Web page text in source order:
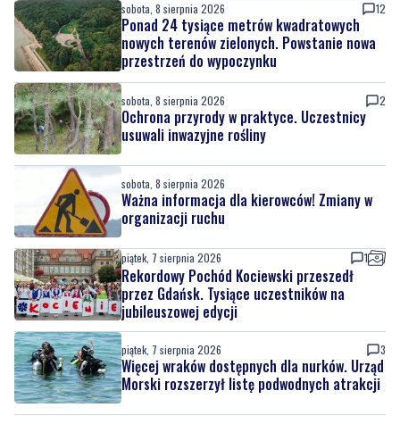
sobota, 8 sierpnia 2026 12
Ponad 24 tysiące metrów kwadratowych
nowych terenów zielonych. Powstanie nowa
przestrzeń do wypoczynku
sobota, 8 sierpnia 2026 2
Ochrona przyrody w praktyce. Uczestnicy
usuwali inwazyjne rośliny
sobota, 8 sierpnia 2026
Ważna informacja dla kierowców! Zmiany w
organizacji ruchu
piątek, 7 sierpnia 2026 1
Rekordowy Pochód Kociewski przeszedł
przez Gdańsk. Tysiące uczestników na
jubileuszowej edycji
piątek, 7 sierpnia 2026 3
Więcej wraków dostępnych dla nurków. Urząd
Morski rozszerzył listę podwodnych atrakcji